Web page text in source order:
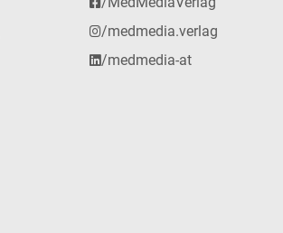
/medmedia.verlag
/medmedia-at